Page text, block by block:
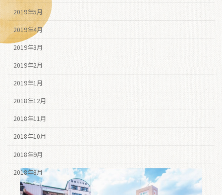
2019年5月
2019年4月
2019年3月
2019年2月
2019年1月
2018年12月
2018年11月
2018年10月
2018年9月
2018年8月